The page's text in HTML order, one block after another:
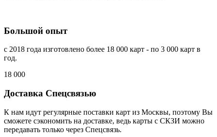
Большой опыт
с 2018 года изготовлено более 18 000 карт - по 3 000 карт в
год.
18 000
Доставка Спецсвязью
К нам идут регулярные поставки карт из Москвы, поэтому Вы
сможете сэкономить на доставке, ведь карты с СКЗИ можно
передавать только через Спецсвязь.